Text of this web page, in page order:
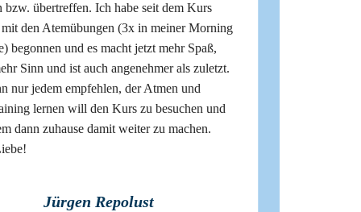
bzw. übertreffen. Ich habe seit dem Kurs
den Atemübungen (3x in meiner Morning
begonnen und es macht jetzt mehr Spaß,
Sinn und ist auch angenehmer als zuletzt.
nur jedem empfehlen, der Atmen und
lernen will den Kurs zu besuchen und
dann zuhause damit weiter zu machen.
Jürgen Repolust